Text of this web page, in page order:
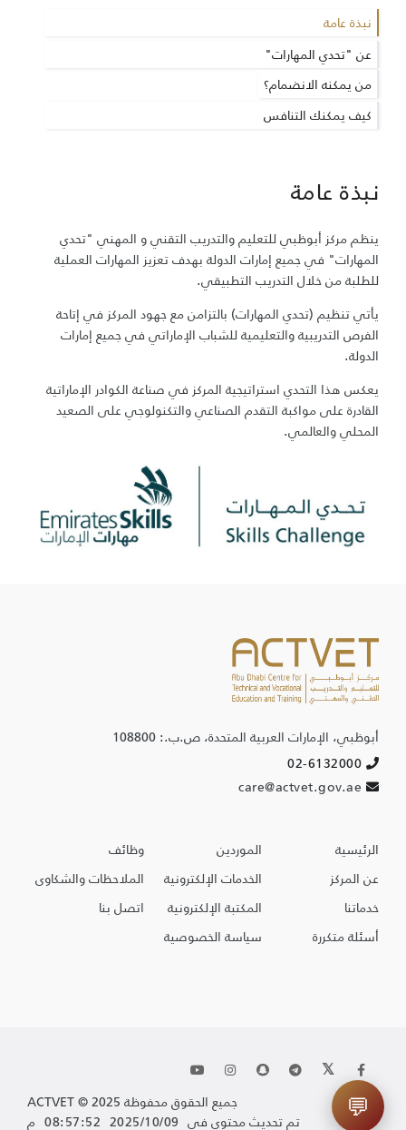
نبذة ع​امة
عن "تحدي المهارات"
من يمكنه الانضمام؟
كيف يمكنك التنافس
نبذة عامة
ينظم مركز أبوظب​ي للتعليم والتدريب التقني و المهني "تحدي
المهارات" في جميع​ إمارات الدولة بهدف تعزيز المهارات العملية
للطلبة من خلال التدريب التطبيقي.
يأتي تنظيم (تحدي المهارات​​) بالتزامن مع جهود المركز في إتاحة
الفرص التدريبية والتعليمية للشباب الإماراتي في جميع إمارات
الدولة.
يعكس هذا التحدي استراتيجية المركز في صناعة الكوادر الإماراتية
القادرة على مواكبة التقدم الصناعي والتكنولوجي على الصعيد
المحلي والعالمي.
💬
Support
Helpful,
fast,
⤢
✖
Full Name
Email
أبوظبي، الإمارات العربية المتحدة، ص.ب.: 108800
care@actvet.gov.ae
الرئيسية
عن المركز
خدماتنا
أسئلة متكررة
الموردين
الخدمات الإلكترونية
المكتبة الإلكترونية
سياسة الخصوصية
وظائف
الملاحظات والشكاوى
اتصل بنا
جميع الحقوق محفوظة ACTVET © 2025
2025/10/09 08:57:52 م